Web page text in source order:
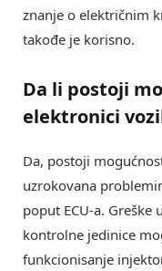
znanje o električnim
takođe je korisno.
Da li postoji
elektronici
Da, postoji
uzrokovana
poput ECU-a.
kontrolne jedinice
funkcionisanje